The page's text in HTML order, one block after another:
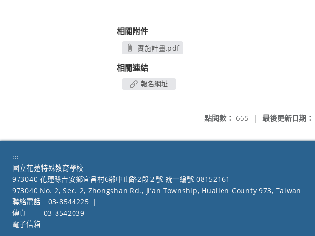
相關附件
實施計畫.pdf
相關連結
報名網址
最後更新日期：
點閱數： 665 |
:::
國立花蓮特殊教育學校
973040 花蓮縣吉安鄉宜昌村6鄰中山路2段２號 統一編號 08152161
973040 No. 2, Sec. 2, Zhongshan Rd., Ji’an Township, Hualien County 973, Taiwan
聯絡電話
03-8544225
|
傳真
03-8542039
電子信箱